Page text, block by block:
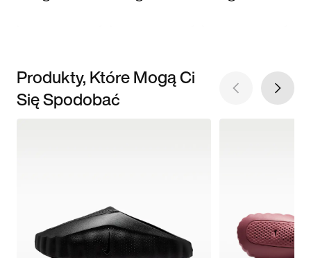
Produkty, Które Mogą Ci
Się Spodobać